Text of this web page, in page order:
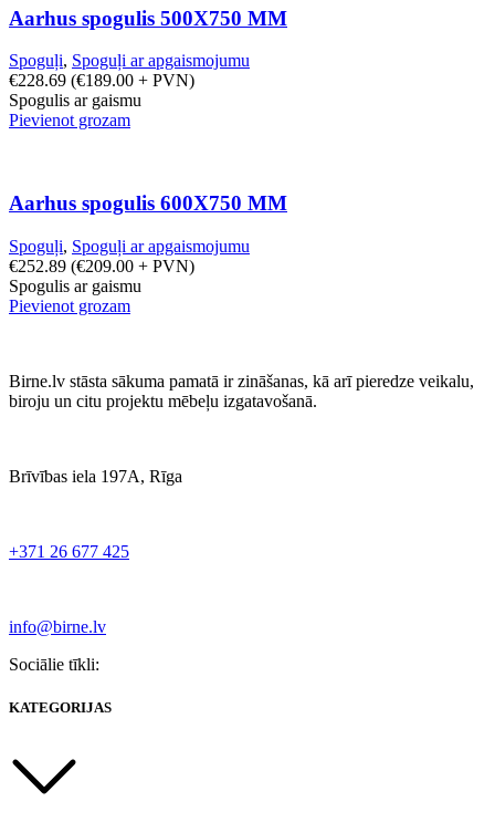
Aarhus spogulis 500X750 MM
Spoguļi, Spoguļi ar apgaismojumu
€228.69 (€189.00 + PVN)
Spogulis ar gaismu
Pievienot grozam
Aarhus spogulis 600X750 MM
Spoguļi, Spoguļi ar apgaismojumu
€252.89 (€209.00 + PVN)
Spogulis ar gaismu
Pievienot grozam
Birne.lv stāsta sākuma pamatā ir zināšanas, kā arī pieredze veikalu,
biroju un citu projektu mēbeļu izgatavošanā.
Brīvības iela 197A, Rīga
+371 26 677 425
info@birne.lv
Sociālie tīkli:
KATEGORIJAS